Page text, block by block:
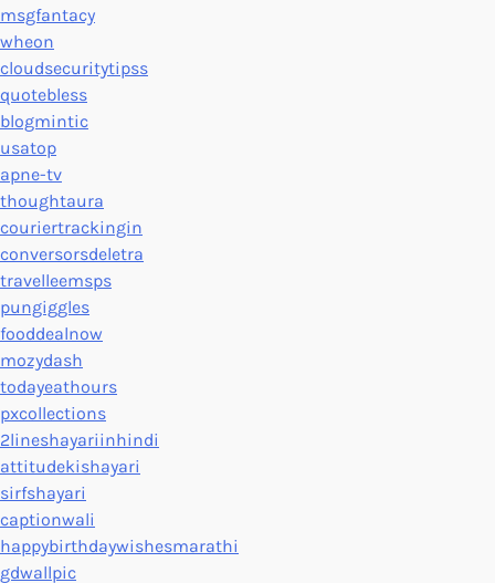
msgfantacy
wheon
cloudsecuritytipss
quotebless
blogmintic
usatop
apne-tv
thoughtaura
couriertrackingin
conversorsdeletra
travelleemsps
pungiggles
fooddealnow
mozydash
todayeathours
pxcollections
2lineshayariinhindi
attitudekishayari
sirfshayari
captionwali
happybirthdaywishesmarathi
gdwallpic